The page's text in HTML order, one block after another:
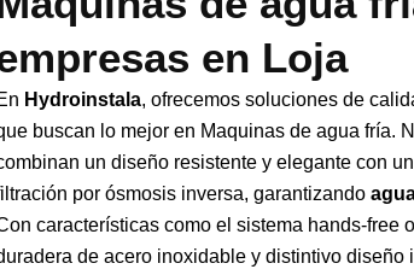
en Loja
Hydroinstala, ofrecemos soluciones de
buscan lo mejor en Maquinas de agua fría.
un diseño resistente y elegante con
por ósmosis inversa, garantizando
características como el sistema hands-free
de acero inoxidable y distintivo diseño